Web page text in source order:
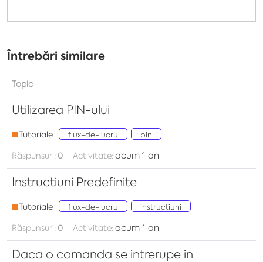
Întrebări similare
Topic
Utilizarea PIN-ului
Tutoriale flux-de-lucru pin
Răspunsuri: 0 Activitate: acum 1 an
Instructiuni Predefinite
Tutoriale flux-de-lucru instructiuni
Răspunsuri: 0 Activitate: acum 1 an
Daca o comanda se intrerupe in